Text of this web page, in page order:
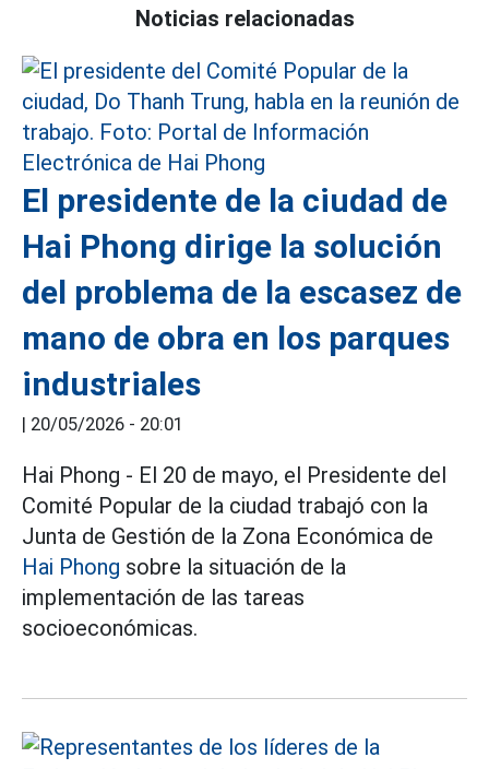
Noticias relacionadas
El presidente de la ciudad de
Hai Phong dirige la solución
del problema de la escasez de
mano de obra en los parques
industriales
| 20/05/2026 - 20:01
Hai Phong - El 20 de mayo, el Presidente del
Comité Popular de la ciudad trabajó con la
Junta de Gestión de la Zona Económica de
Hai Phong sobre la situación de la
implementación de las tareas
socioeconómicas.